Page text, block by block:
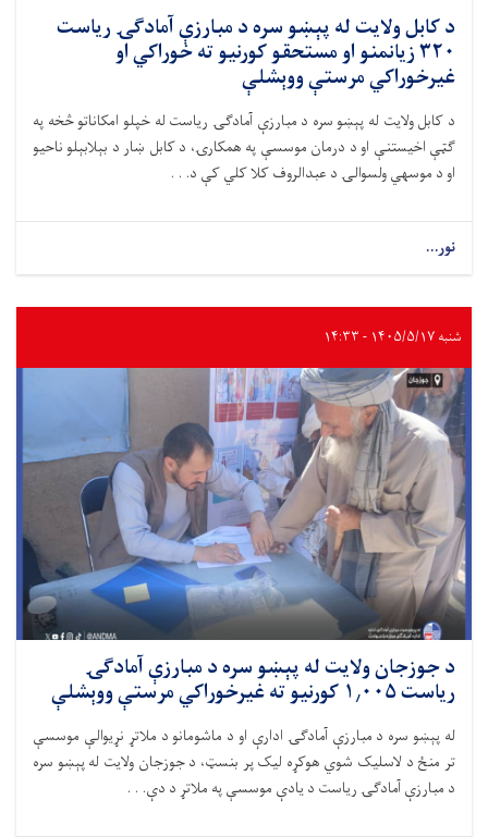
د کابل ولایت له پېښو سره د مبارزې آمادګۍ ریاست
۳۲۰ زیانمنو او مستحقو کورنیو ته خوراکي او
غیرخوراکي مرستې ووېشلې
د کابل ولایت له پېښو سره د مبارزې آمادګۍ ریاست له خپلو امکاناتو څخه په
ګټې اخیستنې او د درمان موسسې په همکارۍ، د کابل ښار د بېلابېلو ناحیو
او د موسهي ولسوالۍ د عبدالروف کلا کلي کې د. . .
نور...
شنبه ۱۴۰۵/۵/۱۷ - ۱۴:۳۳
د جوزجان ولایت له پېښو سره د مبارزې آمادګۍ
ریاست ۱٫۰۰۵ کورنیو ته غیرخوراکي مرستې ووېشلې
له پېښو سره د مبارزې آمادګۍ ادارې او د ماشومانو د ملاتړ نړیوالې موسسې
تر منځ د لاسلیک شوي هوکړه لیک پر بنسټ، د جوزجان ولایت له پېښو سره
د مبارزې آمادګۍ ریاست د یادې موسسې په ملاتړ د دې. . .